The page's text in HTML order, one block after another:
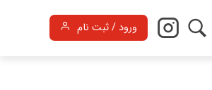
ورود / ثبت نام